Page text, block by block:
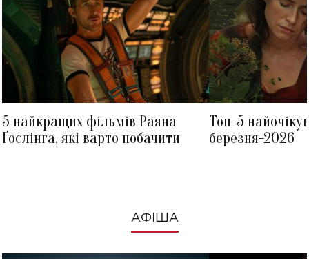
5 найкращих фільмів Раяна
Ґослінга, які варто побачити
Топ-5
березня-2026
АФІША